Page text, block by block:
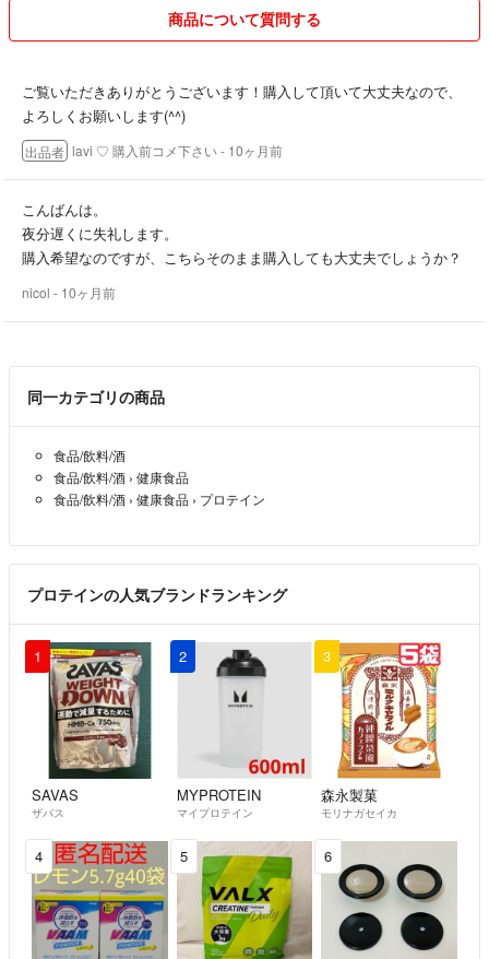
⋯業者では無い為リサイクル梱包になります。
出来る限りの対応させて頂きます。
商品について質問する
ご覧いただきありがとうございます！購入して頂いて大丈夫なので、
よろしくお願いします(^^)
出品者 lavi ♡ 購入前コメ下さい- 10ヶ月前
こんばんは。
夜分遅くに失礼します。
購入希望なのですが、こちらそのまま購入しても大丈夫でしょうか？
nicol - 10ヶ月前
同一カテゴリの商品
食品/飲料/酒
食品/飲料/酒 › 健康食品
食品/飲料/酒 › 健康食品 › プロテイン
プロテインの人気ブランドランキング
1
SAVAS
ザバス
2
MYPROTEIN
マイプロテイン
3
森永製菓
モリナガセイカ
4 5 6